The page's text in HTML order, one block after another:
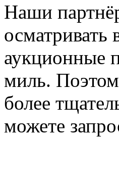
Наши
осматривать
аукционные
миль.
более
можете